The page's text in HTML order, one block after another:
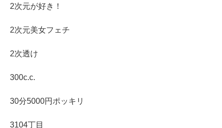
2次元が好き！
2次元美女フェチ
2次透け
300c.c.
30分5000円ポッキリ
3104丁目